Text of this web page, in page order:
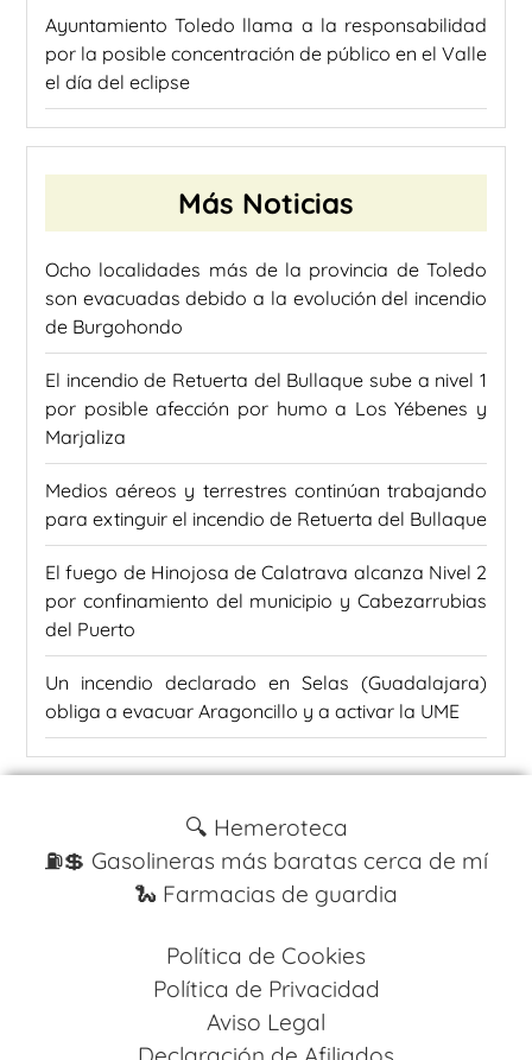
Ayuntamiento Toledo llama a la responsabilidad
por la posible concentración de público en el Valle
el día del eclipse
Más Noticias
Ocho localidades más de la provincia de Toledo
son evacuadas debido a la evolución del incendio
de Burgohondo
El incendio de Retuerta del Bullaque sube a nivel 1
por posible afección por humo a Los Yébenes y
Marjaliza
Medios aéreos y terrestres continúan trabajando
para extinguir el incendio de Retuerta del Bullaque
El fuego de Hinojosa de Calatrava alcanza Nivel 2
por confinamiento del municipio y Cabezarrubias
del Puerto
Un incendio declarado en Selas (Guadalajara)
obliga a evacuar Aragoncillo y a activar la UME
🔍 Hemeroteca
⛽️💲 Gasolineras más baratas cerca de mí
🐍 Farmacias de guardia
Política de Cookies
Política de Privacidad
Aviso Legal